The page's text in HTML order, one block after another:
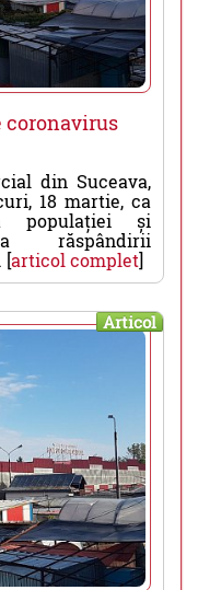
coronavirus
din Suceava,
18 martie, ca
populației și
răspândirii
[articol complet]
Articol